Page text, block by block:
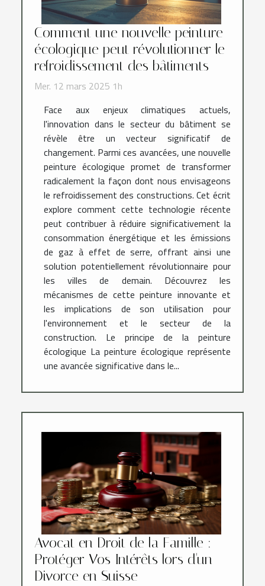
Comment une nouvelle peinture
écologique peut révolutionner le
refroidissement des bâtiments
Mer. 12 mars 2025 1h
Face aux enjeux climatiques actuels,
l'innovation dans le secteur du bâtiment se
révèle être un vecteur significatif de
changement. Parmi ces avancées, une nouvelle
peinture écologique promet de transformer
radicalement la façon dont nous envisageons
le refroidissement des constructions. Cet écrit
explore comment cette technologie récente
peut contribuer à réduire significativement la
consommation énergétique et les émissions
de gaz à effet de serre, offrant ainsi une
solution potentiellement révolutionnaire pour
les villes de demain. Découvrez les
mécanismes de cette peinture innovante et
les implications de son utilisation pour
l'environnement et le secteur de la
construction. Le principe de la peinture
écologique La peinture écologique représente
une avancée significative dans le...
Avocat en Droit de la Famille :
Protéger Vos Intérêts lors d'un
Divorce en Suisse